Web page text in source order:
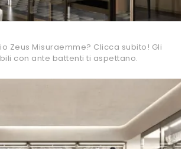
Zeus Misuraemme? Clicca subito! Gli
con ante battenti ti aspettano.